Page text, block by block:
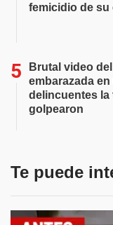
femicidio de su
Brutal video
embarazada
delincuentes la
golpearon
Te puede